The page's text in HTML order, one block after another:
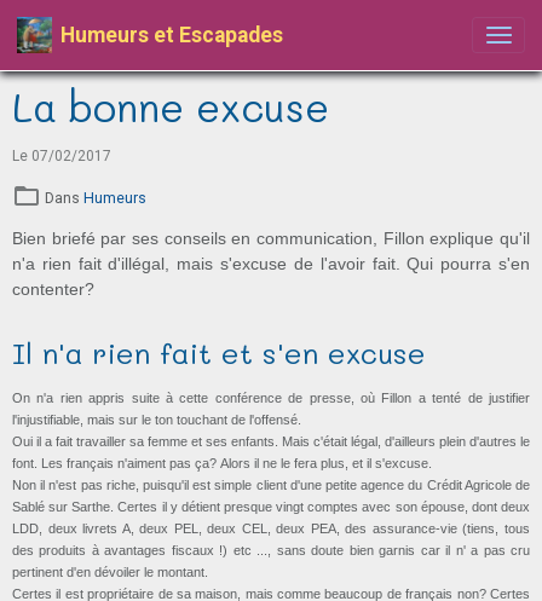
Humeurs et Escapades
La bonne excuse
Le 07/02/2017
Dans Humeurs
Bien briefé par ses conseils en communication, Fillon explique qu'il
n'a rien fait d'illégal, mais s'excuse de l'avoir fait. Qui pourra s'en
contenter?
Il n'a rien fait et s'en excuse
On n'a rien appris suite à cette conférence de presse, où Fillon a tenté de justifier
l'injustifiable, mais sur le ton touchant de l'offensé.
Oui il a fait travailler sa femme et ses enfants. Mais c'était légal, d'ailleurs plein d'autres le
font. Les français n'aiment pas ça? Alors il ne le fera plus, et il s'excuse.
Non il n'est pas riche, puisqu'il est simple client d'une petite agence du Crédit Agricole de
Sablé sur Sarthe. Certes il y détient presque vingt comptes avec son épouse, dont deux
LDD, deux livrets A, deux PEL, deux CEL, deux PEA, des assurance-vie (tiens, tous
des produits à avantages fiscaux !) etc ..., sans doute bien garnis car il n' a pas cru
pertinent d'en dévoiler le montant.
Certes il est propriétaire de sa maison, mais comme beaucoup de français non? Certes